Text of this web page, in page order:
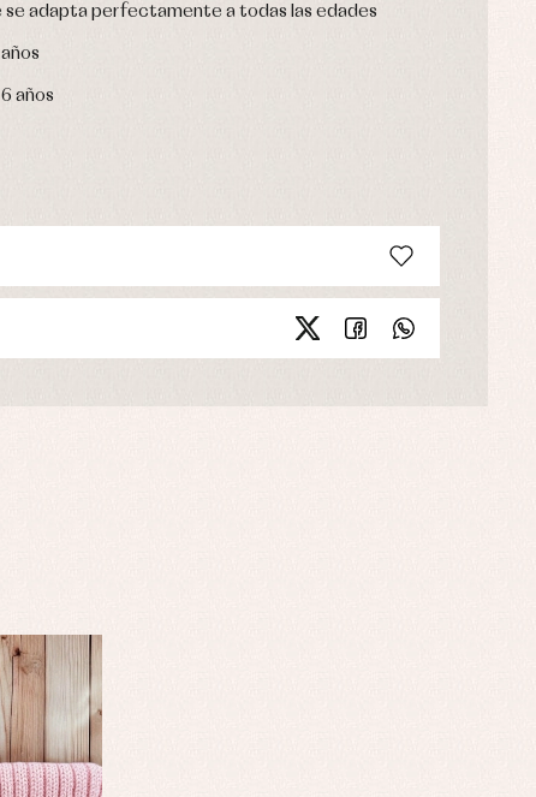
se adapta perfectamente a todas las edades
años